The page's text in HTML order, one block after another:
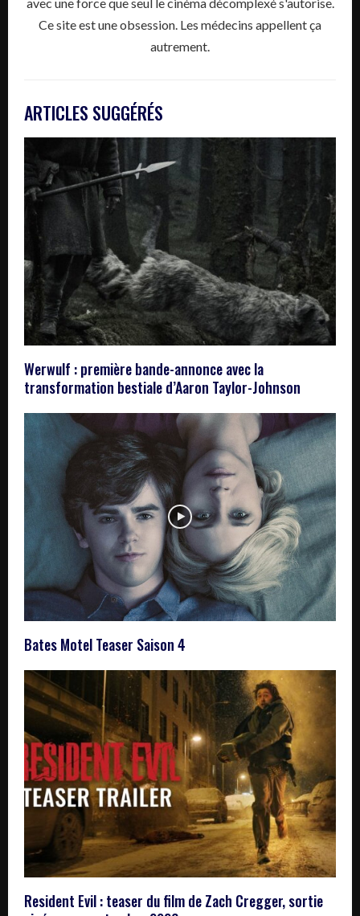
Ce site est une obsession. Les médecins appellent ça
autrement.
ARTICLES SUGGÉRÉS
Werwulf : première bande-annonce avec la
transformation bestiale d’Aaron Taylor-Johnson
Bates Motel Teaser Saison 4
Resident Evil : teaser du film de Zach Cregger, sortie